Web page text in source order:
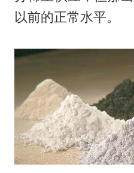
以前的正常水平。